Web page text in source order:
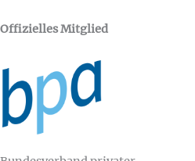
OffiziellesMitglied